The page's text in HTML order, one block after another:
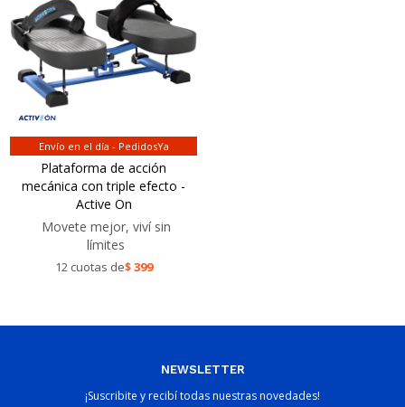
Envío en el día - PedidosYa
Plataforma de acción
mecánica con triple efecto -
Active On
Movete mejor, viví sin
límites
12 cuotas de$399
NEWSLETTER
¡Suscribite y recibí todas nuestras novedades!